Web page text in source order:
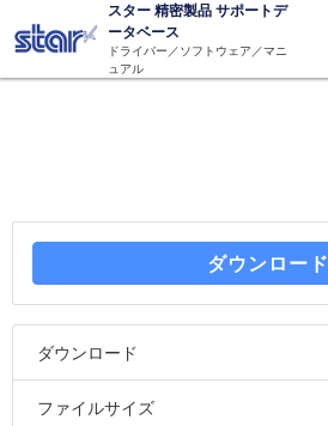
スター精密製品 サポートデ
ータベース
ドライバー／ソフトウェア／マニ
ュアル
ダウンロード
ダウンロード
ファイルサイズ